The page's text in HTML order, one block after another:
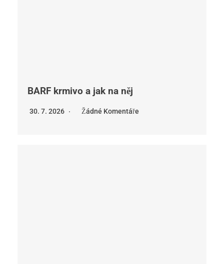
BARF krmivo a jak na něj
30. 7. 2026 Žádné Komentáře